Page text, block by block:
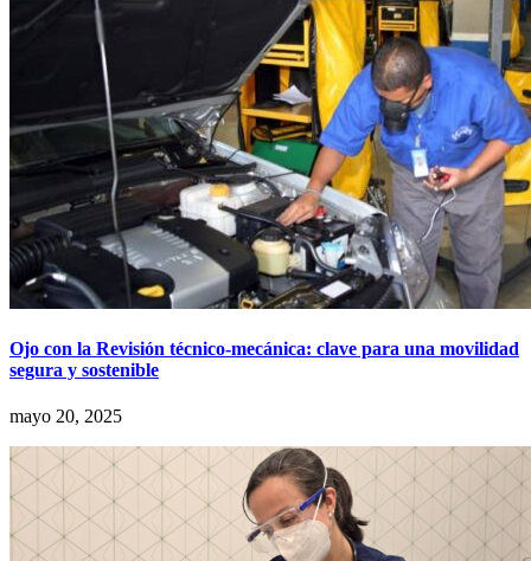
Ojo con la Revisión técnico-mecánica: clave para una movilidad
segura y sostenible
mayo 20, 2025